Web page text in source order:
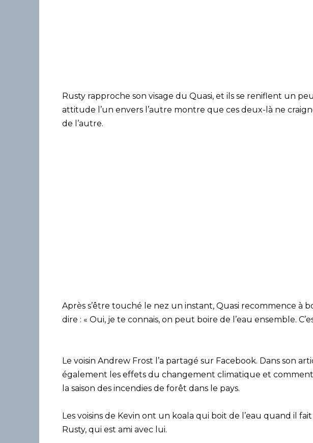
Rusty rapproche son visage du Quasi, et ils se reniflent un
attitude l’un envers l’autre montre que ces deux-là ne
de l’autre.
Après s’être touché le nez un instant, Quasi recommence à
dire : « Oui, je te connais, on peut boire de l’eau ensemble.
Le voisin Andrew Frost l’a partagé sur Facebook. Dans son
également les effets du changement climatique et
la saison des incendies de forêt dans le pays.
Les voisins de Kevin ont un koala qui boit de l’eau quand il
Rusty, qui est ami avec lui.